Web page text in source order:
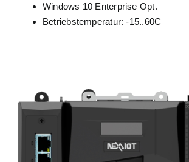
Windows 10 Enterprise Opt.
Betriebstemperatur: -15..60C